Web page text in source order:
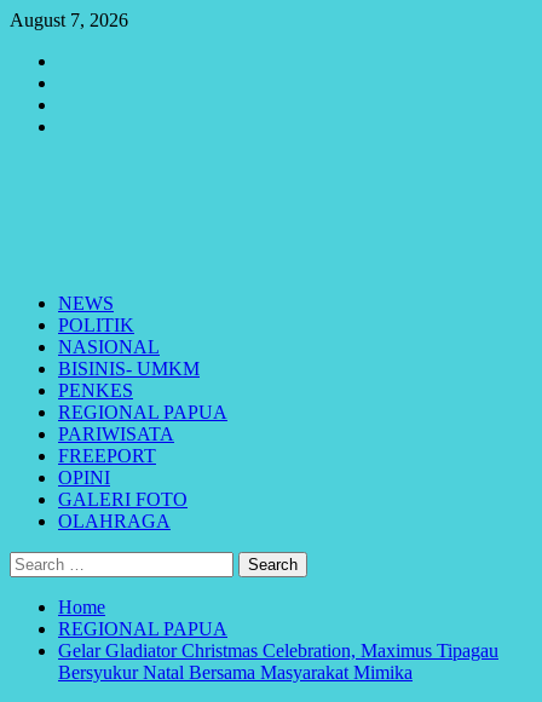
Skip
content
August 7, 2026
NEWS
POLITIK
NASIONAL
BISINIS- UMKM
PENKES
REGIONAL PAPUA
PARIWISATA
FREEPORT
OPINI
GALERI FOTO
OLAHRAGA
Search
for:
Home
REGIONAL PAPUA
Gelar Gladiator Christmas Celebration, Maximus Tipagau
Bersyukur Natal Bersama Masyarakat Mimika